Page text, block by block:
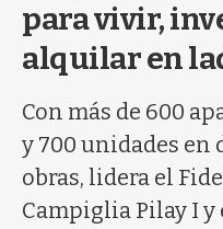
para vivir,
alquilar en
Con más de 600
y 700 unidades en
obras, lidera el
Campiglia Pilay I